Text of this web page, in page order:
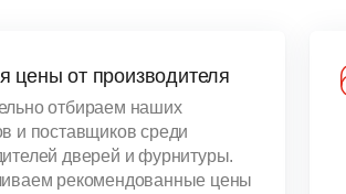
цены от производителя
отбираем наших
и поставщиков среди
дверей и фурнитуры.
рекомендованные цены